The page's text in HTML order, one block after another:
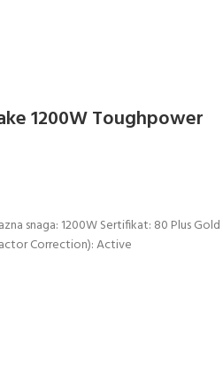
1200W Toughpower
snaga: 1200W Sertifikat: 80 Plus Gold
Correction): Active